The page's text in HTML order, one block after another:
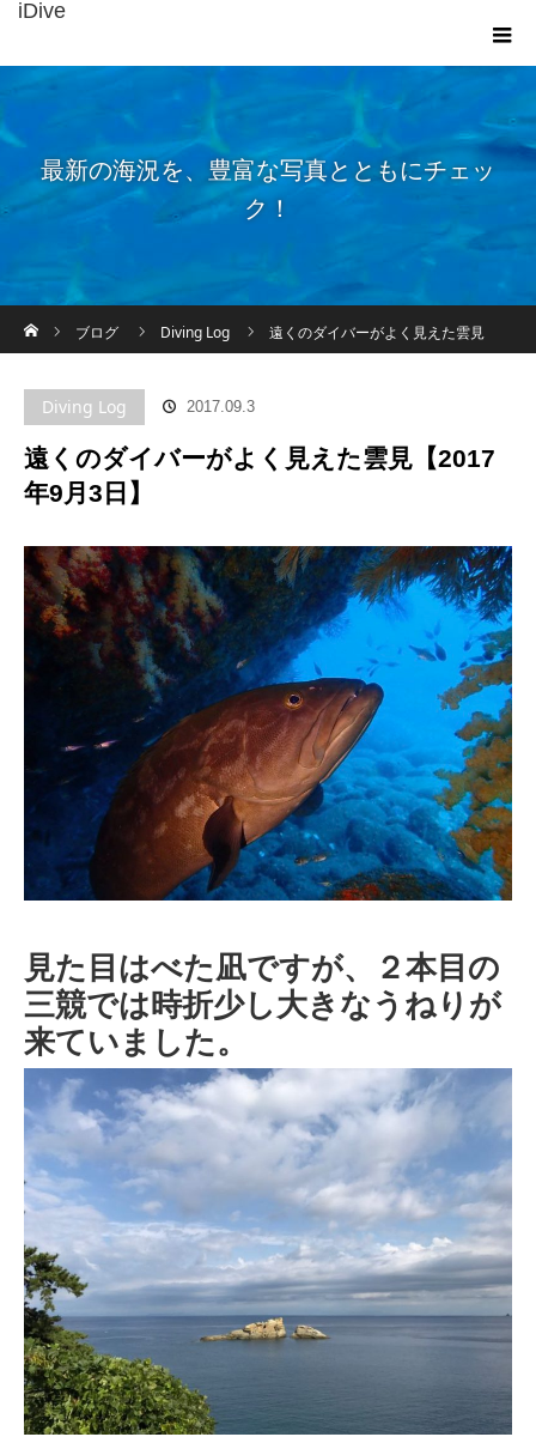
iDive
最新の海況を、豊富な写真とともにチェッ
ク！
ブログ
Diving Log 遠くのダイバーがよく見えた雲見
Diving Log 2017.09.3
遠くのダイバーがよく見えた雲見【2017
年9月3日】
見た目はべた凪ですが、２本目の
三競では時折少し大きなうねりが
来ていました。